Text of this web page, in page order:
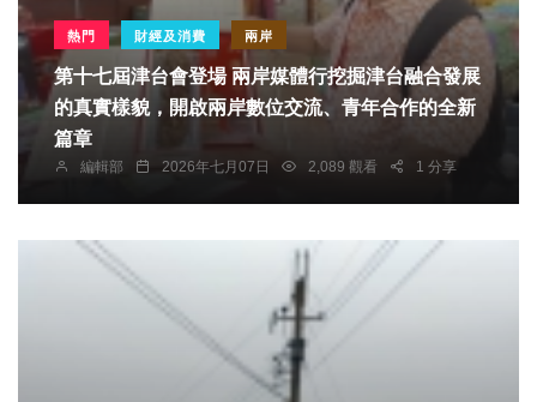
熱門 財經及消費 兩岸
第十七屆津台會登場 兩岸媒體行挖掘津台融合發展
的真實樣貌，開啟兩岸數位交流、青年合作的全新
篇章
編輯部 2026年七月07日 2,089 觀看 1 分享